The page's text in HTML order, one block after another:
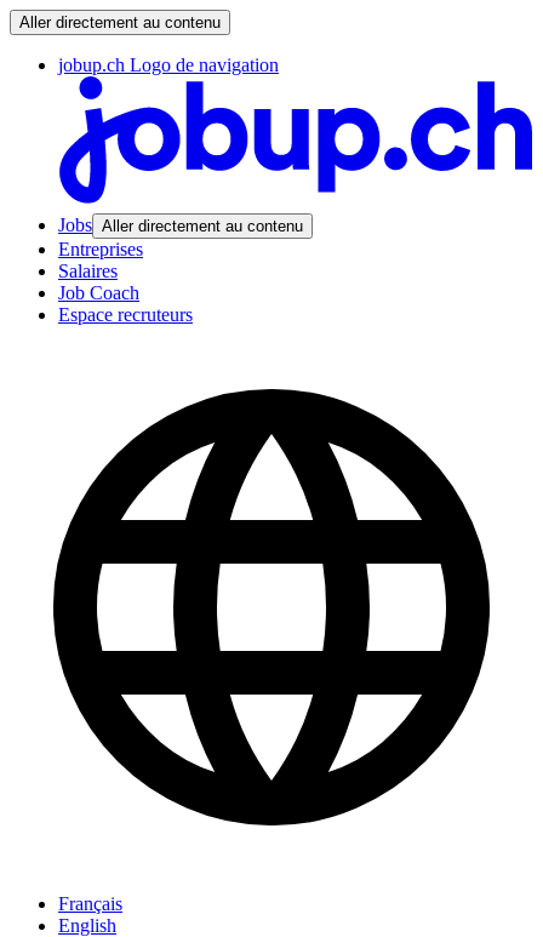
Aller directement au contenu
jobup.ch Logo de navigation
Jobs Aller directement au contenu
Entreprises
Salaires
Job Coach
Espace recruteurs
Français
English